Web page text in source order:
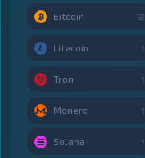
Bitcoin 2
Litecoin 1
Tron 1
Monero 1
Solana 1